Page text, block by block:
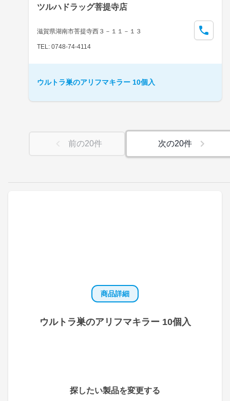
商品詳細
ウルトラ巣のアリフマキラー 10個入
探したい製品を変更する
ツルハドラッグ菩提寺店
滋賀県湖南市菩提寺西３－１１－１３
TEL: 0748-74-4114
ウルトラ巣のアリフマキラー 10個入
前の20件 次の20件